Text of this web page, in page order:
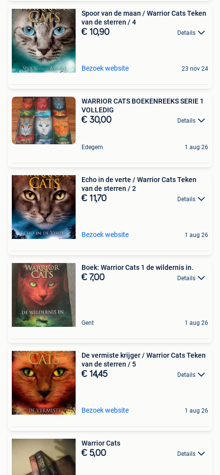
Spoor van de maan / Warrior Cats Teken
van de sterren / 4
€ 10,90 Details
Bezoek website 23 nov 24
WARRIOR CATS BOEKENREEKS SERIE 1
VOLLEDIG
€ 30,00 Details
Edegem 1 aug 26
Echo in de verte / Warrior Cats Teken
van de sterren / 2
€ 11,70 Details
Bezoek website 1 aug 26
Boek: Warrior Cats 1 de wildernis in.
€ 7,00 Details
Gent 1 aug 26
De vermiste krijger / Warrior Cats Teken
van de sterren / 5
€ 14,45 Details
Bezoek website 1 aug 26
Warrior Cats
€ 5,00 Details